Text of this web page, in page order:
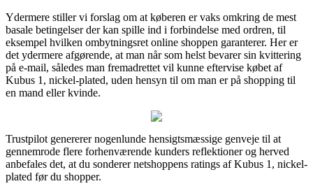
Ydermere stiller vi forslag om at køberen er vaks omkring de mest
basale betingelser der kan spille ind i forbindelse med ordren, til
eksempel hvilken ombytningsret online shoppen garanterer. Her er
det ydermere afgørende, at man når som helst bevarer sin kvittering
på e-mail, således man fremadrettet vil kunne eftervise købet af
Kubus 1, nickel-plated, uden hensyn til om man er på shopping til
en mand eller kvinde.
Trustpilot genererer nogenlunde hensigtsmæssige genveje til at
gennemrode flere forhenværende kunders reflektioner og herved
anbefales det, at du sonderer netshoppens ratings af Kubus 1, nickel-
plated før du shopper.